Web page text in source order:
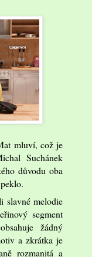
mluví, což je
Suchánek
důvodu oba
slavné melodie
segment
žádný
a zkrátka je
rozmanitá a